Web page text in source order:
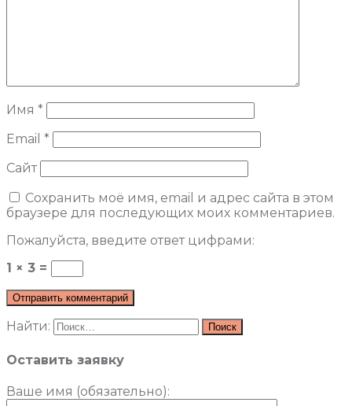
Имя *
Email *
Сайт
Сохранить моё имя, email и адрес сайта в этом
браузере для последующих моих комментариев.
Пожалуйста, введите ответ цифрами:
1 × 3 =
Найти:
Оставить заявку
Ваше имя (обязательно):